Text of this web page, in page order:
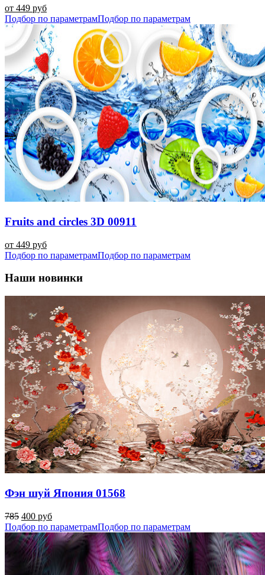
от 449 руб
Подбор по параметрамПодбор по параметрам
Fruits and circles 3D 00911
от 449 руб
Подбор по параметрамПодбор по параметрам
Наши новинки
Фэн шуй Япония 01568
785 400 руб
Подбор по параметрамПодбор по параметрам